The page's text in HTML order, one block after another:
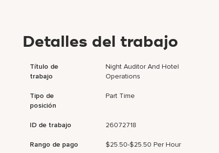
Detalles del trabajo
Título de
trabajo
Night Auditor And Hotel
Operations
Tipo de
posición
Part Time
ID de trabajo 26072718
Rango de pago $25.50-$25.50 Per Hour